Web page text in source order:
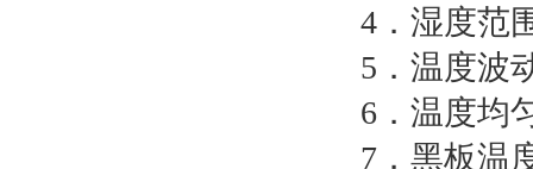
4．湿度范
5．温度波
6．温度均
7．黑板温